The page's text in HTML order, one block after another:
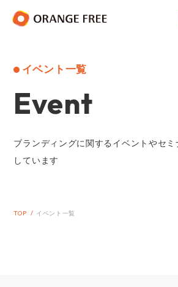
イベント一覧
Event
ブランディングに関するイベントやセ
しています
TOP イベント一覧